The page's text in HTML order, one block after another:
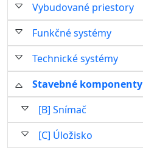
Vybudované priestory
Funkčné systémy
Technické systémy
Stavebné komponenty
[B] Snímač
[C] Úložisko